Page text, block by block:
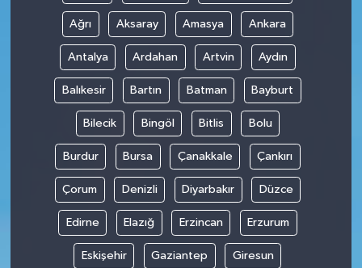
Ağrı Aksaray Amasya Ankara
Antalya Ardahan Artvin Aydın
Balıkesir Bartın Batman Bayburt
Bilecik Bingöl Bitlis Bolu
Burdur Bursa Çanakkale Çankırı
Çorum Denizli Diyarbakır Düzce
Edirne Elazığ Erzincan Erzurum
Eskişehir Gaziantep Giresun